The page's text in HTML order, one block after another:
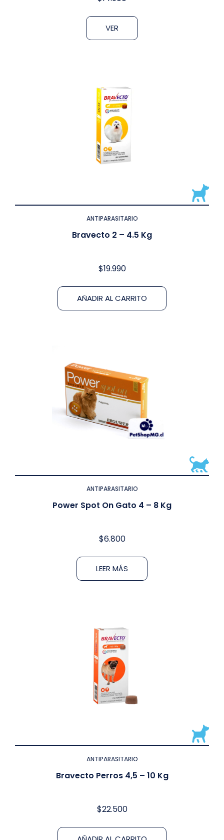
VER
ANTIPARASITARIO
Bravecto 2 – 4.5 Kg
$19.990
AÑADIR AL CARRITO
ANTIPARASITARIO
Power Spot On Gato 4 – 8 Kg
$6.800
LEER MÁS
ANTIPARASITARIO
Bravecto Perros 4,5 – 10 Kg
$22.500